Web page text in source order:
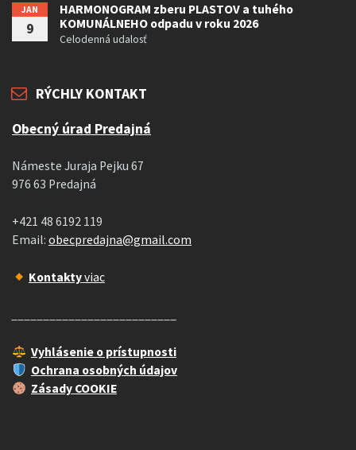
JAN
9
HARMONOGRAM zberu PLASTOV a tuhého
KOMUNÁLNEHO odpadu v roku 2026
Celodenná udalosť
RÝCHLY KONTAKT
Obecný úrad Predajná
Námeste Juraja Pejku 67
976 63 Predajná
+421 48 6192 119
Email: obecpredajna@gmail.com
Kontaktyviac
Vyhlásenie o prístupnosti
Ochrana osobných údajov
Zásady COOKIE